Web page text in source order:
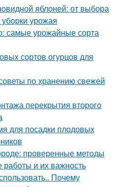
яблоней: от выбора
урожая
самые урожайные сорта
сортов огурцов для
по хранению свежей
перекрытия второго
для посадки плодовых
проверенные методы
и их важность
Почему